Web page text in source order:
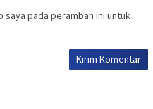
saya pada peramban ini untuk